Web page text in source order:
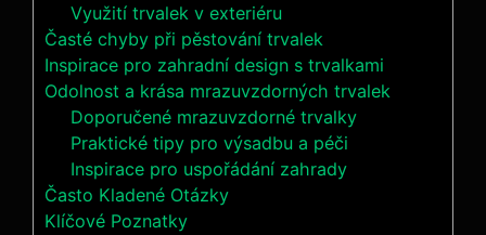
Využití trvalek v exteriéru
Časté chyby při pěstování trvalek
Inspirace pro zahradní design s trvalkami
Odolnost a krása mrazuvzdorných trvalek
Doporučené mrazuvzdorné trvalky
Praktické tipy pro výsadbu a péči
Inspirace pro uspořádání zahrady
Často Kladené Otázky
Klíčové Poznatky